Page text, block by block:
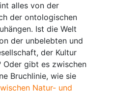
alles von der
der ontologischen
Ist die Welt
der unbelebten und
der Kultur
Oder gibt es zwischen
Bruchlinie, wie sie
Natur- und